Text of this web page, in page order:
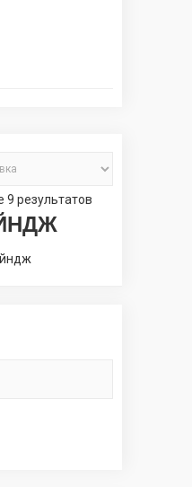
результатов